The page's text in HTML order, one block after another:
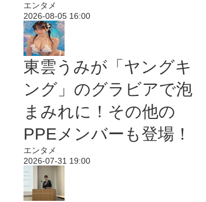
エンタメ
2026-08-05 16:00
東雲うみが「ヤングキ
ング」のグラビアで泡
まみれに！その他の
PPEメンバーも登場！
エンタメ
2026-07-31 19:00